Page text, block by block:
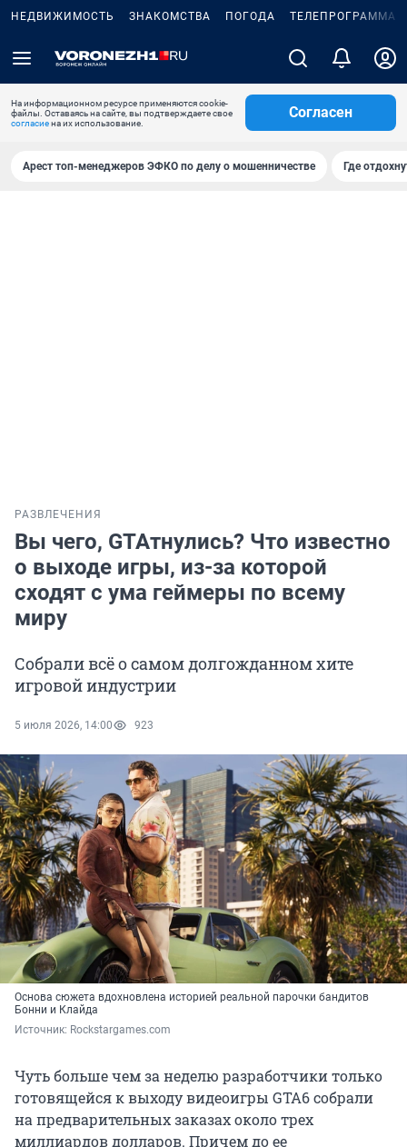
НЕДВИЖИМОСТЬ ЗНАКОМСТВА ПОГОДА ТЕЛЕПРОГРАММА
На информационном ресурсе применяются cookie-
файлы. Оставаясь на сайте, вы подтверждаете свое
согласиена их использование.
Согласен
Арест топ-менеджеров ЭФКО по делу о мошенничестве Где
РАЗВЛЕЧЕНИЯ
Вы чего, GTAтнулись? Что известно
о выходе игры, из-за которой
сходят с ума геймеры по всему
миру
Собрали всё о самом долгожданном хите
игровой индустрии
5 июля 2026, 14:00 923
Основа сюжета вдохновлена историей реальной парочки бандитов
Бонни и Клайда
Источник: Rockstargames.com
Чуть больше чем за неделю разработчики только
готовящейся к выходу видеоигры GTA6 собрали
на предварительных заказах около трех
миллиардов долларов. Причем до ее